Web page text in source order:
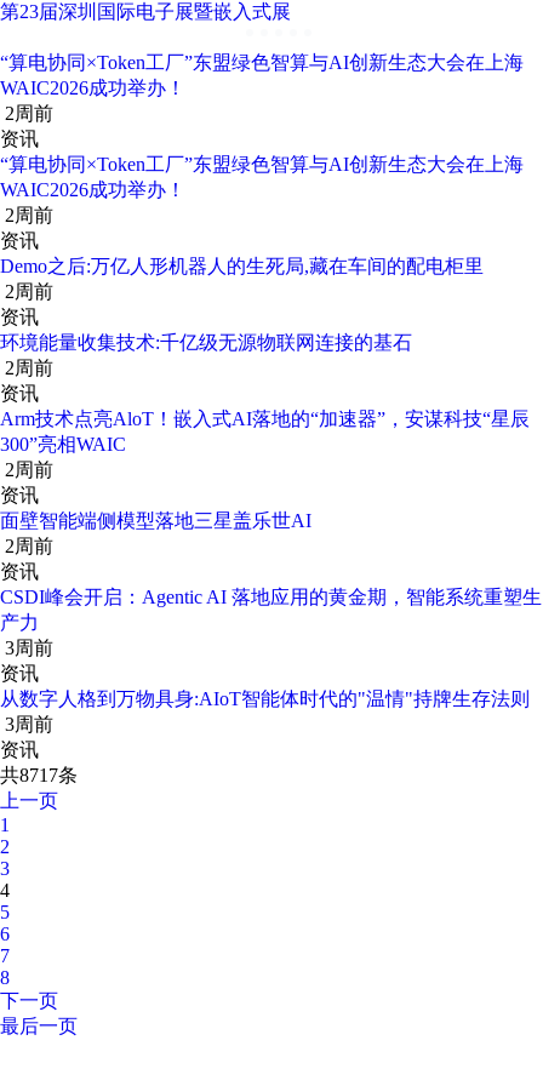
第23届深圳国际电子展暨嵌入式展
“算电协同×Token工厂”东盟绿色智算与AI创新生态大会在上海
WAIC2026成功举办！
2周前
资讯
“算电协同×Token工厂”东盟绿色智算与AI创新生态大会在上海
WAIC2026成功举办！
2周前
资讯
Demo之后:万亿人形机器人的生死局,藏在车间的配电柜里
2周前
资讯
环境能量收集技术:千亿级无源物联网连接的基石
2周前
资讯
Arm技术点亮AloT！嵌入式AI落地的“加速器”，安谋科技“星辰
300”亮相WAIC
2周前
资讯
面壁智能端侧模型落地三星盖乐世AI
2周前
资讯
CSDI峰会开启：Agentic AI 落地应用的黄金期，智能系统重塑生
产力
3周前
资讯
从数字人格到万物具身:AIoT智能体时代的"温情"持牌生存法则
3周前
资讯
共8717条
上一页
1
2
3
4
5
6
7
8
下一页
最后一页